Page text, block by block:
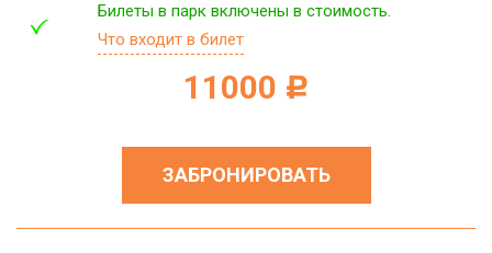
Билеты в парк включены в стоимость.
Что входит в билет
11000 c
ЗАБРОНИРОВАТЬ